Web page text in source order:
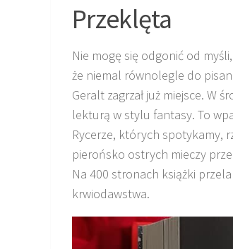
Przeklęta
Nie mogę się odgonić od
że niemal równolegle do
Geralt zagrzał już miejsce. W
lekturą w stylu fantasy. To
Rycerze, których spotykamy,
pierońsko ostrych mieczy
Na 400 stronach książki
krwiodawstwa.